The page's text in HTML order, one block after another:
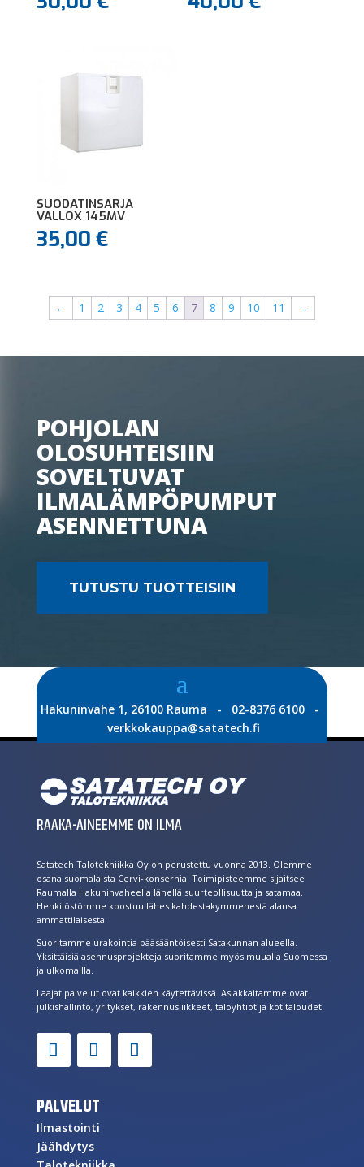
SUODATINSARJA
VALLOX 145MV
35,00 €
← 1 2 3 4 5 6 7 8 9 10 11 →
POHJOLAN
OLOSUHTEISIIN
SOVELTUVAT
ILMALÄMPÖPUMPUT
ASENNETTUNA
TUTUSTU TUOTTEISIIN
Hakuninvahe 1, 26100 Rauma - 02-8376 6100 -
verkkokauppa@satatech.fi
RAAKA-AINEEMME ON ILMA
Satatech Talotekniikka Oy on perustettu vuonna 2013. Olemme
osana suomalaista Cervi-konsernia. Toimipisteemme sijaitsee
Raumalla Hakuninvaheella lähellä suurteollisuutta ja satamaa.
Henkilöstömme koostuu lähes kahdestakymmenestä alansa
ammattilaisesta.
Suoritamme urakointia pääsääntöisesti Satakunnan alueella.
Yksittäisiä asennusprojekteja suoritamme myös muualla Suomessa
ja ulkomailla.
Laajat palvelut ovat kaikkien käytettävissä. Asiakkaitamme ovat
julkishallinto, yritykset, rakennusliikkeet, taloyhtiöt ja kotitaloudet.
PALVELUT
Ilmastointi
Jäähdytys